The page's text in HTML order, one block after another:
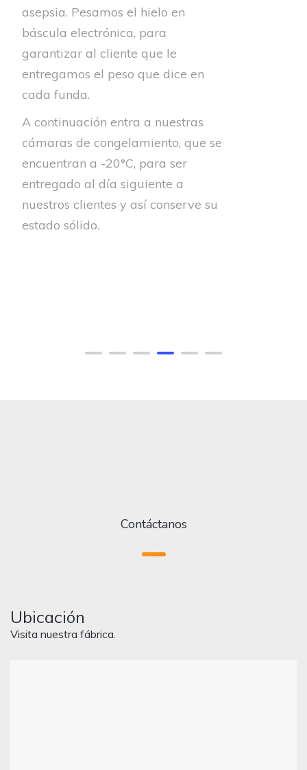
asepsia. Pesamos el hielo en
báscula electrónica, para
garantizar al cliente que le
entregamos el peso que dice en
cada funda.
A continuación entra a nuestras
cámaras de congelamiento, que se
encuentran a -20°C, para ser
entregado al día siguiente a
nuestros clientes y así conserve su
estado sólido.
Contáctanos
Ubicación
Visita nuestra fábrica.